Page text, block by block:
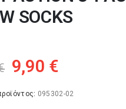
SOCKS
Original
price
was:
9,90 €
τιμή
095302-02